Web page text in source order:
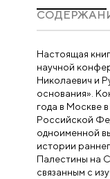
Настоящая
научной
Николаевич и
основания».
года в Москве
Российской
одноименной
истории
Палестины на
связанным с